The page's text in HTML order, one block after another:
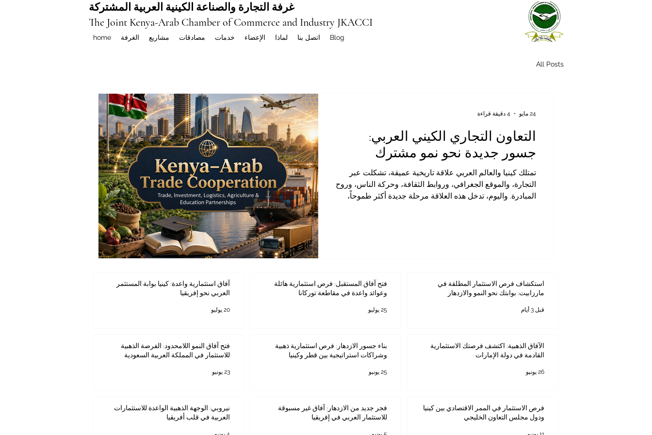
غرفة التجارة والصناعة الكينية العربية المشتركة
The Joint Kenya-Arab Chamber of Commerce and Industry JKACCI
home الغرفة مشاريع مصادقات خدمات الإعضاء لماذا اتصل بنا Blog
All Posts
التعاون التجاري الكيني العربي:
جسور جديدة نحو نمو مشترك
تمتلك كينيا والعالم العربي علاقة تاريخية عميقة، تشكلت عبر
التجارة، والموقع الجغرافي، وروابط الثقافة، وحركة الناس، وروح
المبادرة. واليوم، تدخل هذه العلاقة مرحلة جديدة أكثر طموحاً،
24 مايو 4 دقيقة قراءة
استكشاف فرص الاستثمار المطلقة في
مارزابيت: بوابتك نحو النمو والازدهار
قبل 3 أيام
فتح آفاق المستقبل: فرص استثمارية هائلة
وعوائد واعدة في مقاطعة توركانا
25 يوليو
آفاق استثمارية واعدة: كينيا بوابة المستثمر
العربي نحو إفريقيا
20 يوليو
الآفاق الذهبية: اكتشف فرصتك الاستثمارية
القادمة في دولة الإمارات
26 يونيو
بناء جسور الازدهار: فرص استثمارية ذهبية
وشراكات استراتيجية بين قطر وكينيا
25 يونيو
فتح آفاق النمو اللامحدود: الفرصة الذهبية
للاستثمار في المملكة العربية السعودية
23 يونيو
فرص الاستثمار في الممر الاقتصادي بين كينيا
ودول مجلس التعاون الخليجي
فجر جديد من الازدهار: آفاق غير مسبوقة
للاستثمار العربي في إفريقيا
نيروبي: الوجهة الذهبية الواعدة للاستثمارات
العربية في قلب أفريقيا